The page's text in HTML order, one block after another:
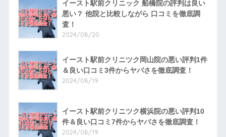
イースト駅前クリニック 船橋院の評判は良い
悪い？ 他院と比較しながら 口コミを徹底調
査！
2024/08/20
イースト駅前クリニツク岡山院の悪い評判1件
＆良い口コミ3件からヤバさを徹底調査！
2024/08/19
イースト駅前クリニツク横浜院の悪い評判10
件＆良い口コミ7件からヤバさを徹底調査！
2024/08/19